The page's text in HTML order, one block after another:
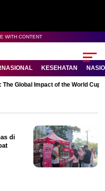
WITH CONTENT
KESEHATAN
Global Impact of the World Cup
di